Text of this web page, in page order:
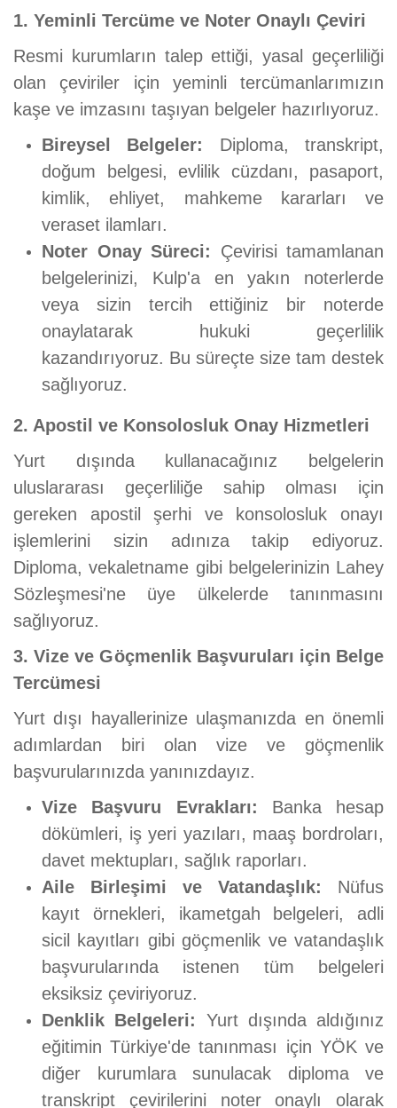
1. Yeminli Tercüme ve Noter Onaylı Çeviri
Resmi kurumların talep ettiği, yasal geçerliliği
olan çeviriler için yeminli tercümanlarımızın
kaşe ve imzasını taşıyan belgeler hazırlıyoruz.
Bireysel Belgeler:
Diploma, transkript,
doğum belgesi, evlilik cüzdanı, pasaport,
kimlik, ehliyet, mahkeme kararları ve
veraset ilamları.
Noter Onay Süreci: Çevirisi tamamlanan
belgelerinizi, Kulp'a en yakın noterlerde
veya sizin tercih ettiğiniz bir noterde
onaylatarak hukuki geçerlilik
kazandırıyoruz. Bu süreçte size tam destek
sağlıyoruz.
2. Apostil ve Konsolosluk Onay Hizmetleri
Yurt dışında kullanacağınız belgelerin
uluslararası geçerliliğe sahip olması için
gereken apostil şerhi ve konsolosluk onayı
işlemlerini sizin adınıza takip ediyoruz.
Diploma, vekaletname gibi belgelerinizin Lahey
Sözleşmesi'ne üye ülkelerde tanınmasını
sağlıyoruz.
3. Vize ve Göçmenlik Başvuruları için Belge
Tercümesi
Yurt dışı hayallerinize ulaşmanızda en önemli
adımlardan biri olan vize ve göçmenlik
başvurularınızda yanınızdayız.
Vize Başvuru Evrakları: Banka hesap
dökümleri, iş yeri yazıları, maaş bordroları,
davet mektupları, sağlık raporları.
Aile Birleşimi ve Vatandaşlık: Nüfus
kayıt örnekleri, ikametgah belgeleri, adli
sicil kayıtları gibi göçmenlik ve vatandaşlık
başvurularında istenen tüm belgeleri
eksiksiz çeviriyoruz.
Denklik Belgeleri:
Yurt dışında aldığınız
eğitimin Türkiye'de tanınması için YÖK ve
diğer kurumlara sunulacak diploma ve
transkript çevirilerini noter onaylı olarak